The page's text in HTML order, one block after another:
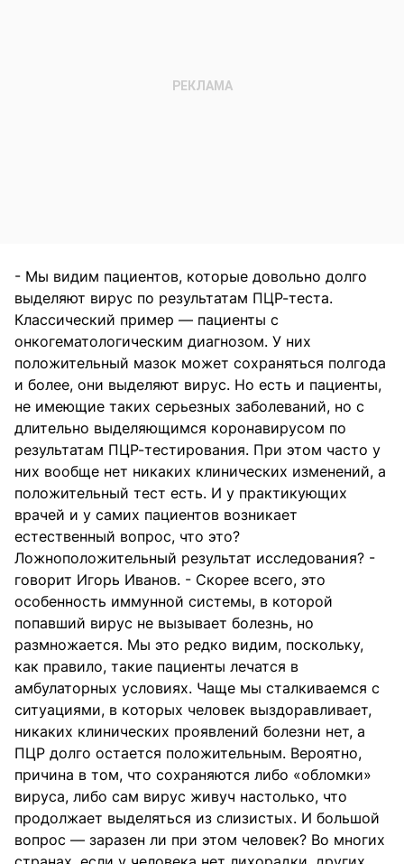
- Мы видим пациентов, которые довольно долго
выделяют вирус по результатам ПЦР-теста.
Классический пример — пациенты с
онкогематологическим диагнозом. У них
положительный мазок может сохраняться полгода
и более, они выделяют вирус. Но есть и пациенты,
не имеющие таких серьезных заболеваний, но с
длительно выделяющимся коронавирусом по
результатам ПЦР-тестирования. При этом часто у
них вообще нет никаких клинических изменений, а
положительный тест есть. И у практикующих
врачей и у самих пациентов возникает
естественный вопрос, что это?
Ложноположительный результат исследования? -
говорит Игорь Иванов. - Скорее всего, это
особенность иммунной системы, в которой
попавший вирус не вызывает болезнь, но
размножается. Мы это редко видим, поскольку,
как правило, такие пациенты лечатся в
амбулаторных условиях. Чаще мы сталкиваемся с
ситуациями, в которых человек выздоравливает,
никаких клинических проявлений болезни нет, а
ПЦР долго остается положительным. Вероятно,
причина в том, что сохраняются либо «обломки»
вируса, либо сам вирус живуч настолько, что
продолжает выделяться из слизистых. И большой
вопрос — заразен ли при этом человек? Во многих